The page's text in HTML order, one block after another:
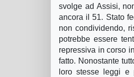
svolge ad Assisi,
ancora il 51. Stato
non condividendo,
potrebbe essere
repressiva in corso
fatto. Nonostante
loro stesse leggi e